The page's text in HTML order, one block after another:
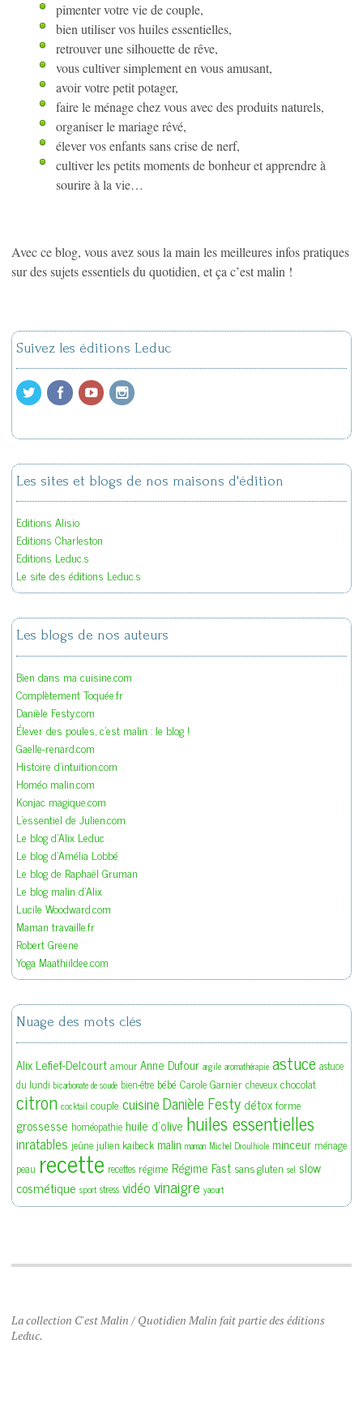
pimenter votre vie de couple,
bien utiliser vos huiles essentielles,
retrouver une silhouette de rêve,
vous cultiver simplement en vous amusant,
avoir votre petit potager,
faire le ménage chez vous avec des produits naturels,
organiser le mariage rêvé,
élever vos enfants sans crise de nerf,
cultiver les petits moments de bonheur et apprendre à
sourire à la vie…
Avec ce blog, vous avez sous la main les meilleures infos pratiques
sur des sujets essentiels du quotidien, et ça c’est malin !
Suivez les éditions Leduc
Les sites et blogs de nos maisons d'édition
Editions Alisio
Editions Charleston
Editions Leduc.s
Le site des éditions Leduc.s
Les blogs de nos auteurs
Bien dans ma cuisine.com
Complètement Toquée.fr
Danièle Festy.com
Élever des poules, c'est malin : le blog !
Gaelle-renard.com
Histoire d'intuition.com
Homéo malin.com
Konjac magique.com
L'essentiel de Julien.com
Le blog d'Alix Leduc
Le blog d'Amélia Lobbé
Le blog de Raphaël Gruman
Le blog malin d'Alix
Lucile Woodward.com
Maman travaille.fr
Robert Greene
Yoga Maathiildee.com
Nuage des mots clés
Alix Lefief-Delcourt amour Anne Dufour argile aromathérapie astuce astuce
du lundi bicarbonate de soude bien-être bébé Carole Garnier cheveux chocolat
citron cocktail couple cuisineDanièle Festy détoxforme
grossesse homéopathie huile d'olive huiles essentielles
inratables jeûne julien kaibeck malin maman Michel Droulhiole minceur ménage
peau recette recettes régime Régime Fast sans gluten sel slow
cosmétique sport stress vidéovinaigre yaourt
La collection C'est Malin / Quotidien Malin fait partie des éditions
Leduc.